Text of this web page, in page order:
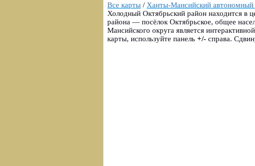
Все карты / Ханты-Мансийский автономный
Холодный Октябрьский район находится в
района — посёлок Октябрьское, общее
Мансийского округа является
карты, используйте панель +/- справа.